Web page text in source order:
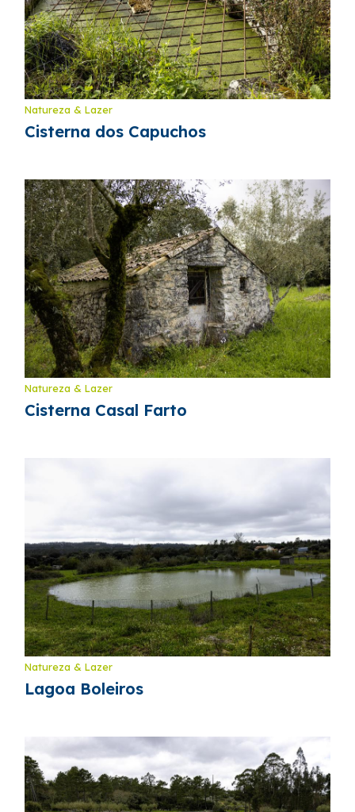
Natureza & Lazer
Cisterna dos Capuchos
Natureza & Lazer
Cisterna Casal Farto
Natureza & Lazer
Lagoa Boleiros